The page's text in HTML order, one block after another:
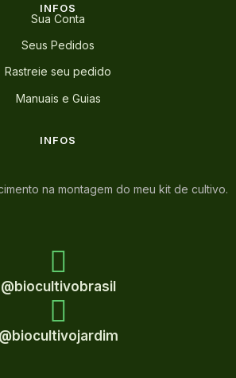
INFOS
Sua Conta
Seus Pedidos
Rastreie seu pedido
Manuais e Guias
INFOS
na montagem do meu kit de cultivo.
@biocultivobrasil
@biocultivojardim